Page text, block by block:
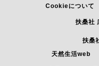
Cookieについて
扶桑社
扶桑
天然生活web